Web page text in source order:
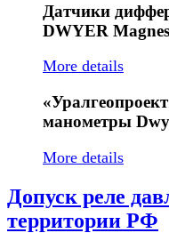
Датчики
DWYER
More details
манометры
More details
Допуск реле
территории РФ